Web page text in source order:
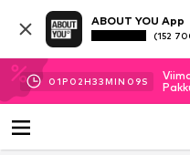
ABOUT YOU App
(152
01P 02H33MIN 09S